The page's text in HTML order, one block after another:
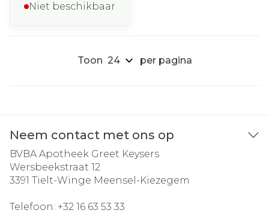
Niet beschikbaar
Toon per pagina
Neem contact met ons op
BVBA Apotheek Greet Keysers
Wersbeekstraat 12
3391 Tielt-Winge Meensel-Kiezegem
Telefoon: +32 16 63 53 33